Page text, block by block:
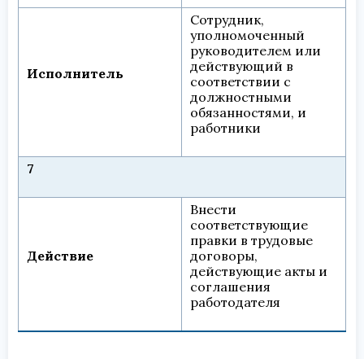
Исполнитель
Сотрудник,
уполномоченный
руководителем или
действующий в
соответствии с
должностными
обязанностями, и
работники
7
Действие
Внести
соответствующие
правки в трудовые
договоры,
действующие акты и
соглашения
работодателя